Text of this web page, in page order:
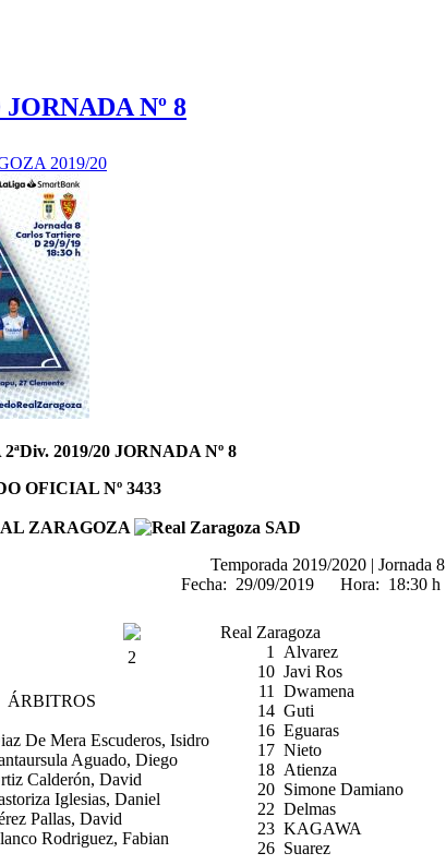
JORNADA Nº 8
2019/20
2019/20 JORNADA Nº 8
OFICIAL Nº 3433
ZARAGOZA
Temporada 2019/2020 | Jornada 8
Fecha: 29/09/2019 Hora: 18:30 h
2
ÁRBITROS
De Mera Escuderos, Isidro
Aguado, Diego
Calderón, David
Iglesias, Daniel
Pallas, David
Rodriguez, Fabian
Real Zaragoza
1
Alvarez
10 Javi Ros
11
Dwamena
14 Guti
16 Eguaras
17 Nieto
18 Atienza
20 Simone Damiano
22 Delmas
23 KAGAWA
26 Suarez